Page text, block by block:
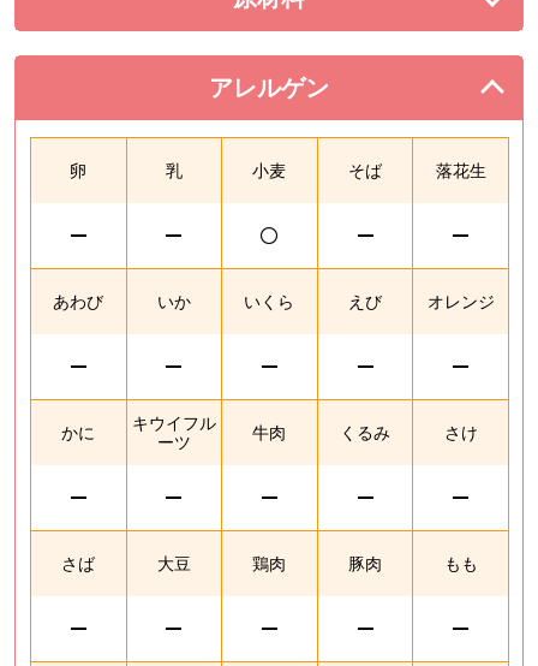
を展開する。
アレルゲン
を閉じる。
卵 乳 小麦 そば 落花生
あわび いか いくら えび オレンジ
かに
キウイフル
ーツ
牛肉 くるみ さけ
さば 大豆 鶏肉 豚肉 もも